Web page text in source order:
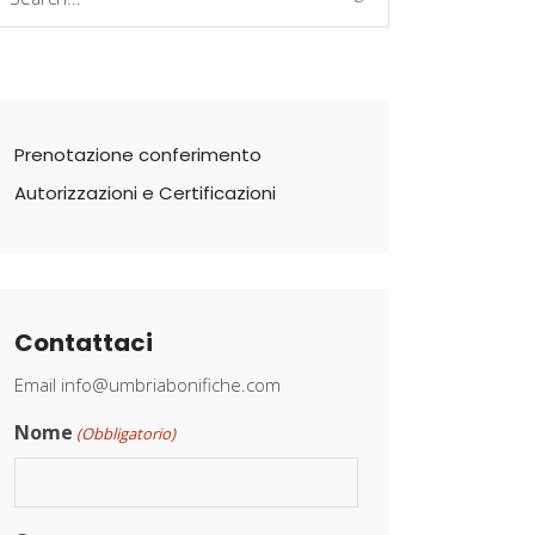
Prenotazione conferimento
Autorizzazioni e Certificazioni
Contattaci
Email info@umbriabonifiche.com
Nome (Obbligatorio)